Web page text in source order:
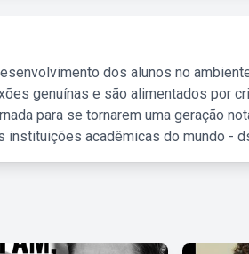
dos alunos no
genuínas e são alimentados por
para se tornarem uma geração
acadêmicas do mundo -